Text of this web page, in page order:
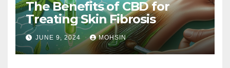
The Benefits of CBD for
Treating Skin Fibrosis
JUNE 9, 2024 MOHSIN